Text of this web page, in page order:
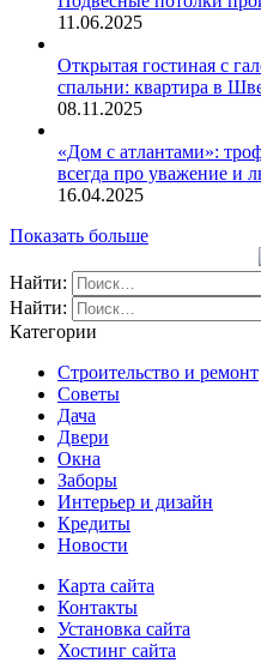
11.06.2025
Открытая гостиная с
спальни: квартира в
08.11.2025
«Дом с атлантами»:
всегда про уважение и
16.04.2025
Показать больше
Найти:
Найти:
Категории
Строительство и ремонт
Советы
Дача
Двери
Окна
Заборы
Интерьер и дизайн
Кредиты
Новости
Карта сайта
Контакты
Установка сайта
Хостинг сайта